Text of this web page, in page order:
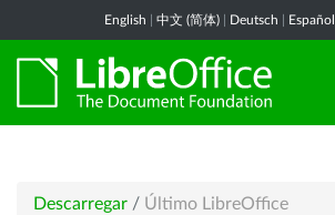
English 中文 (简体) Deutsch Español
Descarregar / Último LibreOffice